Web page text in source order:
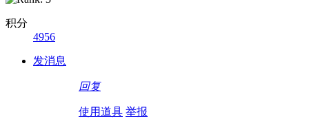
积分
4956
发消息
回复
使用道具 举报